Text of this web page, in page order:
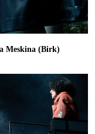
Meskina (Birk)